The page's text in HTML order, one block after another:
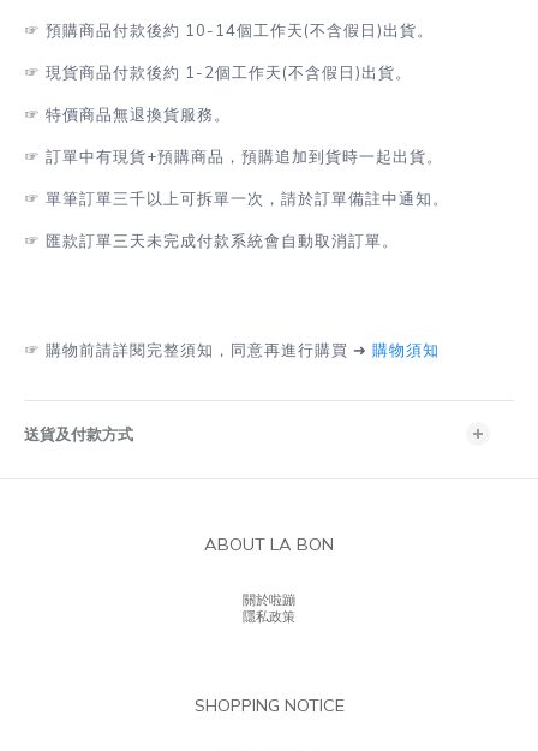
☞ 預購商品付款後約 10-14個工作天(不含假日)出貨。
☞ 現貨商品付款後約 1-2個工作天(不含假日)出貨。
☞ 特價商品無退換貨服務。
☞ 訂單中有現貨+預購商品，預購追加到貨時一起出貨。
☞ 單筆訂單三千以上可拆單一次，請於訂單備註中通知。
☞ 匯款訂單三天未完成付款系統會自動取消訂單。
☞ 購物前請詳閱完整須知，同意再進行購買 ➜ 購物須知
送貨及付款方式
ABOUT LA BON
關於啦蹦
隱私政策
SHOPPING NOTICE